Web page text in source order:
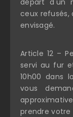
départ d'un
ceux
envisagé.
Article 12 –
servi au fur
10h00 dans
vous
prendre